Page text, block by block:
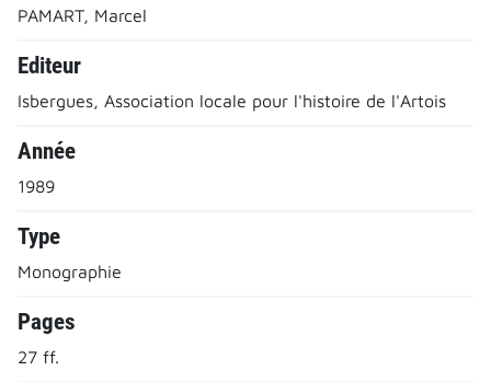
PAMART, Marcel
Editeur
Isbergues, Association locale pour l'histoire de l'Artois
Année
1989
Type
Monographie
Pages
27 ff.